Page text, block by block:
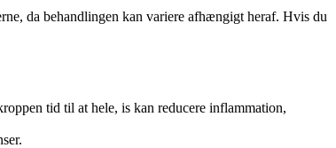
da behandlingen kan variere afhængigt heraf. Hvis du
tid til at hele, is kan reducere inflammation,